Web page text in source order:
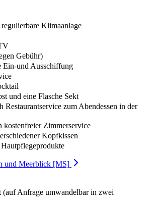
Klimaanlage
Gebühr)
Ein-und Ausschiffung
und eine Flasche Sekt
Restaurantservice zum Abendessen in der
kostenfreier Zimmerservice
Kopfkissen
und Meerblick [MS]
(auf Anfrage umwandelbar in zwei